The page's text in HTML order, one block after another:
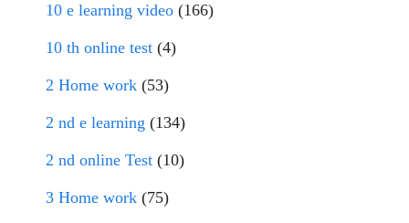
10 e learning video (166)
10 th online test (4)
2 Home work (53)
2 nd e learning (134)
2 nd online Test (10)
3 Home work (75)